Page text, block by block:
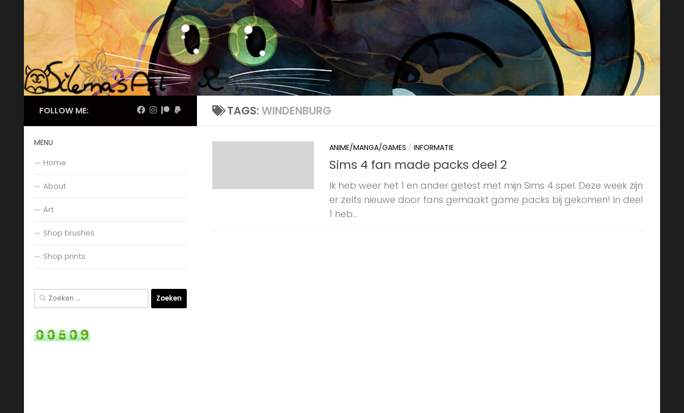
Skip to content
TAGS: WINDENBURG
ANIME/MANGA/GAMES / INFORMATIE
Sims 4 fan made packs deel 2
Ik heb weer het 1 en ander getest met mijn Sims 4 spel. Deze week zijn
er zelfs nieuwe door fans gemaakt game packs bij gekomen! In deel
1 heb...
FOLLOW ME:
MENU
Home
About
Art
Shop brushes
Shop prints
Zoeken
naar: